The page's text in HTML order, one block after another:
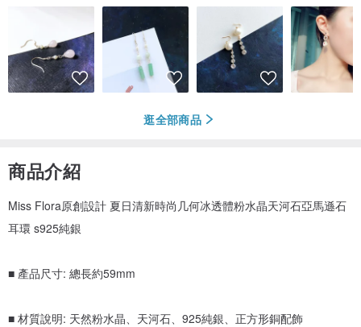
逛全部商品
商品介紹
Miss Flora原創設計 夏日清新時尚几何冰透體粉水晶天河石亞馬遜石
耳環 s925純銀
■ 產品尺寸: 總長約59mm
■ 材質說明: 天然粉水晶、天河石、925純銀、正方形銅配飾